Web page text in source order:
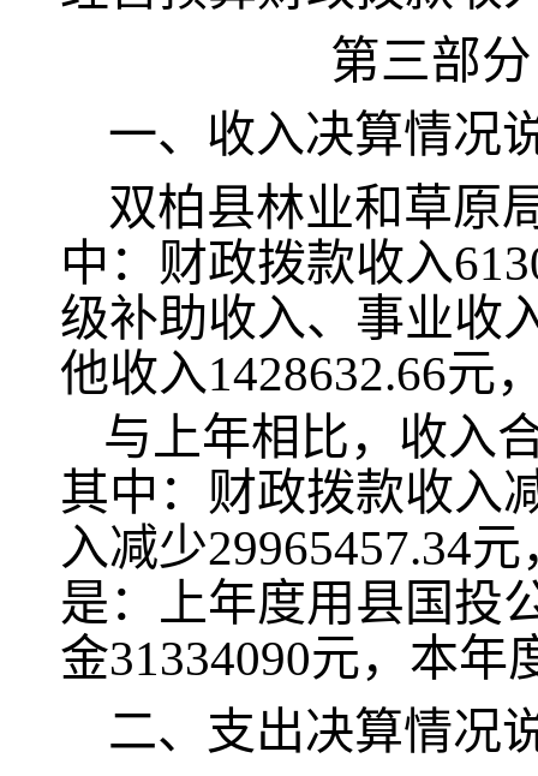
第三部分
一、收入决算情况
双柏县林业和草原
中：财政拨款收入
级补助收入、事业收
他收入1428632.66元
与上年相比，收入
其中：财政拨款收入
入减少29965457.34
是：上年度用县国投
金31334090元，本年
二、支出决算情况